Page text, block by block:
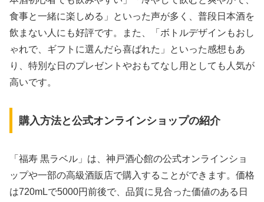
食事と一緒に楽しめる」といった声が多く、普段日本酒を
飲まない人にも好評です。また、「ボトルデザインもおし
ゃれで、ギフトに選んだら喜ばれた」といった感想もあ
り、特別な日のプレゼントやおもてなし用としても人気が
高いです。
購入方法と公式オンラインショップの紹介
「福寿 黒ラベル」は、神戸酒心館の公式オンラインショ
ップや一部の高級酒販店で購入することができます。価格
は720mLで5000円前後で、品質に見合った価値のある日